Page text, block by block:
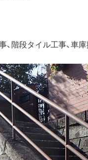
階段タイル工事、車